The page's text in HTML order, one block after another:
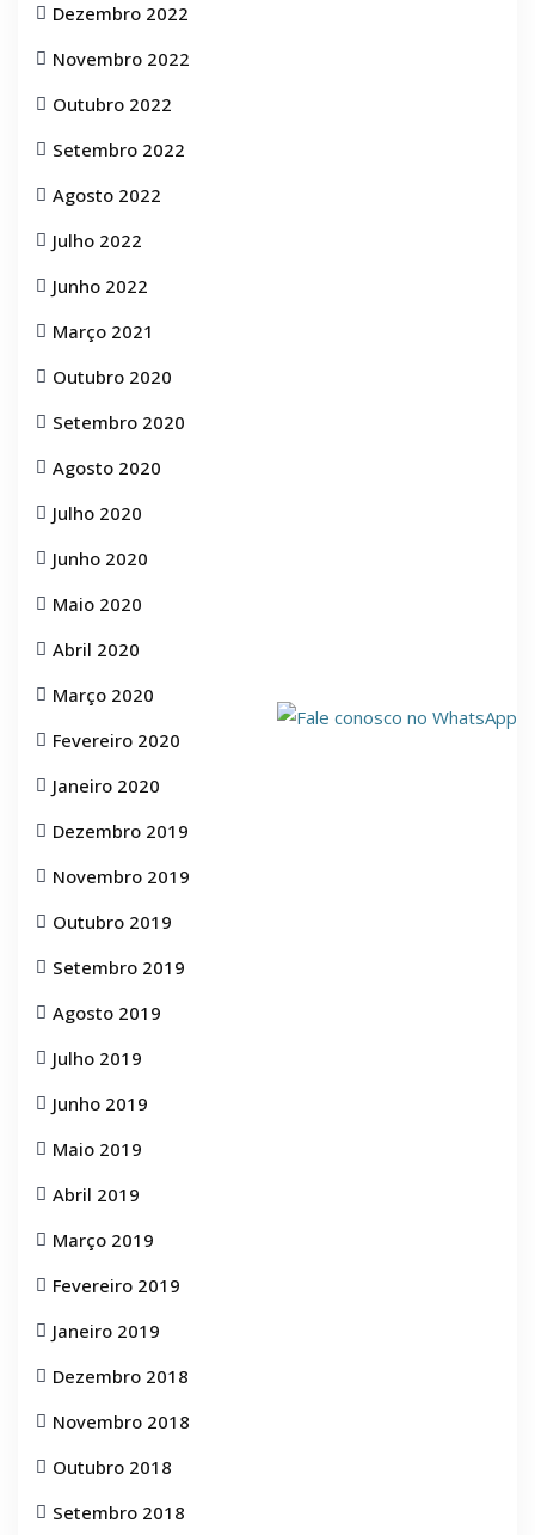
Dezembro 2022
Novembro 2022
Outubro 2022
Setembro 2022
Agosto 2022
Julho 2022
Junho 2022
Março 2021
Outubro 2020
Setembro 2020
Agosto 2020
Julho 2020
Junho 2020
Maio 2020
Abril 2020
Março 2020
Fevereiro 2020
Janeiro 2020
Dezembro 2019
Novembro 2019
Outubro 2019
Setembro 2019
Agosto 2019
Julho 2019
Junho 2019
Maio 2019
Abril 2019
Março 2019
Fevereiro 2019
Janeiro 2019
Dezembro 2018
Novembro 2018
Outubro 2018
Setembro 2018